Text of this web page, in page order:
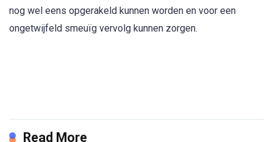
nog wel eens opgerakeld kunnen worden en voor een
ongetwijfeld smeuïg vervolg kunnen zorgen.
Read More